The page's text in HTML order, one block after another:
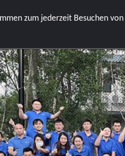
zum jederzeit Besuchen von